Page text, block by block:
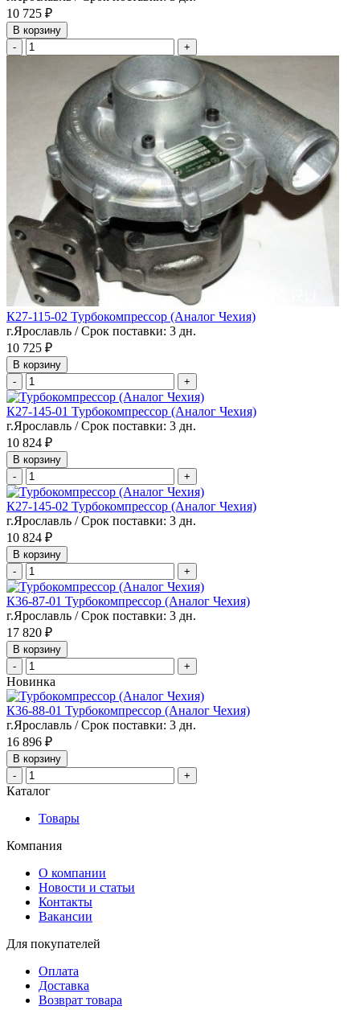
10 725 ₽
В корзину
-
+
К27-115-02 Турбокомпрессор (Аналог Чехия)
г.Ярославль / Срок поставки: 3 дн.
10 725 ₽
В корзину
-
+
К27-145-01 Турбокомпрессор (Аналог Чехия)
г.Ярославль / Срок поставки: 3 дн.
10 824 ₽
В корзину
-
+
К27-145-02 Турбокомпрессор (Аналог Чехия)
г.Ярославль / Срок поставки: 3 дн.
10 824 ₽
В корзину
-
+
К36-87-01 Турбокомпрессор (Аналог Чехия)
г.Ярославль / Срок поставки: 3 дн.
17 820 ₽
В корзину
-
+
Новинка
К36-88-01 Турбокомпрессор (Аналог Чехия)
г.Ярославль / Срок поставки: 3 дн.
16 896 ₽
В корзину
-
+
Каталог
Товары
Компания
О компании
Новости и статьи
Контакты
Вакансии
Для покупателей
Оплата
Доставка
Возврат товара